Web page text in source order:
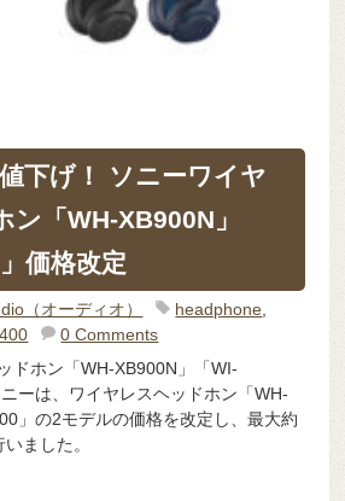
下げ！ ソニーワイヤ
ン「WH-XB900N」
価格改定
（オーディオ） headphone
0 Comments
ドホン「WH-XB900N」「WI-
ーは、ワイヤレスヘッドホン「WH-
」の2モデルの価格を改定し、最大約
ました。